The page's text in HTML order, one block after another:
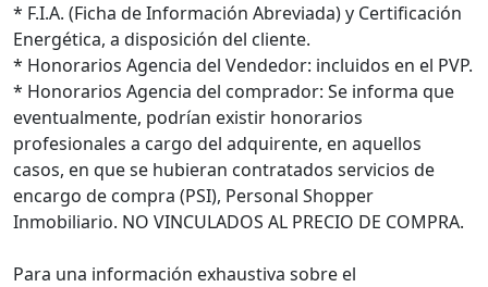
* F.I.A. (Ficha de Información Abreviada) y Certificación
Energética, a disposición del cliente.
* Honorarios Agencia del Vendedor: incluidos en el PVP.
* Honorarios Agencia del comprador: Se informa que
eventualmente, podrían existir honorarios
profesionales a cargo del adquirente, en aquellos
casos, en que se hubieran contratados servicios de
encargo de compra (PSI), Personal Shopper
Inmobiliario. NO VINCULADOS AL PRECIO DE COMPRA.
Para una información exhaustiva sobre el